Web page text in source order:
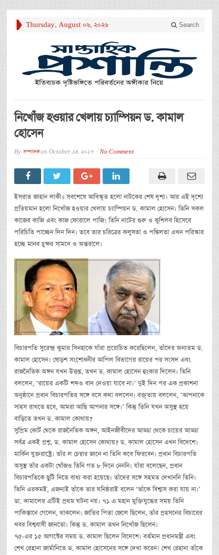
Thursday, August 06, 2026 Search
নিখোঁজ হওয়ার খেলায় চ্যাম্পিয়ন ড. কামাল
হোসেন
By সম্পাদকon October 14, 2017 No Comment
ইসরাত জাহান লাকী॥ সবশেষে আবিস্কৃত হলো নাটকের শেষ দৃশ্য। আর এই দৃশ্যে
প্রতিয়মান হলো নিখোঁজ হওয়ার খেলায় চ্যাম্পিয়ন ড. কামাল হোসেন। তিনি সকল
কাজের কাজি এবং কাজ ফোরালে পাজি। তিনি নাটের গুরু ও কুশিলব হিসেবে
পরিচিতি পাচ্ছেন দিন দিন। তবে তার চরিত্রের কলুষতা ও পঙ্কিলতা এখন পরিস্কার
হচ্ছে মানব চুক্ষর সামনে ও অন্তরালে।
বিচারপতি সুরেন্দ্র কুমার সিনহাকে যাঁরা প্ররোচিত করেছিলেন, তাঁদের অন্যতম ড.
কামাল হোসেন। ষোড়শ সংশোধনীর আপিল বিভাগের রায়ের পর সংসদ এবং
রাজনৈতিক অঙ্গন যখন উত্তপ্ত, তখন ড. কামাল হোসেন হুংকার দিলেন। তিনি
বললেন, ‘রায়ের একটি শব্দও বাদ দেওয়া যাবে না।’ দুই দিন পর এক প্রকাশনা
অনুষ্ঠানে প্রধান বিচারপতির সঙ্গে বসে কথা বললেন। বক্তৃতায় বললেন, ‘আপনাকে
সাহস রাখতে হবে, আমরা আছি আপনার সঙ্গে।’ কিন্তু তিনি যখন অসুস্থ হয়ে
বাড়িতে তখন ড. কামাল কোথায়?
সুপ্রিম কোর্ট থেকে রাজনৈতিক অঙ্গন, আইনজীবীদের আড্ডা থেকে চায়ের আড্ডা
সর্বত্র একই প্রশ্ন, ড. কামাল হোসেন কোথায়? ড. কামাল হোসেন এখন বিদেশে।
মার্কিন যুক্তরাষ্ট্রে। তাঁর ল চেম্বার জানে না তিনি কবে ফিরবেন। প্রধান বিচারপতি
অসুস্থ তাঁর একটা খোঁজও তিনি গত ৮ দিনে নেননি। যাঁরা বলেছেন, প্রধান
বিচারপতিকে ছুটি নিতে বাধ্য করা হয়েছে। তাঁদের সঙ্গে সহমত দেখাননি তিনি।
তিনি এরকমই, এজন্যই তাঁকে তার ঘনিষ্ঠরাই বলেন ‘তাঁকে বিশ্বাস করা যায় না।’
ডা. কামালের এটিই প্রথম ঘটনা নয়। ৭১ এ মহান মুক্তিযুদ্ধের সময় তিনি
পাকিস্তানে গেলেন, থাকলেন। জাতির পিতা জেলে ছিলেন, তাঁর প্রহসনের বিচারের
খবর বিশ্ববাসী জানতো। কিন্তু ড. কামাল তখন নিখোঁজ ছিলেন।
৭৫-এর ১৫ আগস্টের সময় ড. কামাল ছিলেন বিদেশে। বর্তমান প্রধানমন্ত্রী এবং
শেখ রেহানা জার্মানিতে ড. কামাল হোসেনের সঙ্গে দেখা করেন। শেখ রেহানা তাঁকে